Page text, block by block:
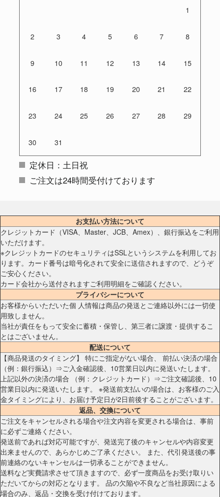
1
2 3 4 5 6 7 8
9 10 11 12 13 14 15
16 17 18 19 20 21 22
23 24 25 26 27 28 29
30 31
定休日：土日祝
ご注文は24時間受付けております
お支払い方法について
クレジットカード（VISA、Master、JCB、Amex）、銀行振込をご利用
いただけます。
※クレジットカードのセキュリティはSSLというシステムを利用してお
ります。カード番号は暗号化されて安全に送信されますので、どうぞ
ご安心ください。
カード会社から送付されますご利用明細をご確認ください。
プライバシーについて
お客様からいただいた個 人情報は商品の発送とご連絡以外には一切使
用致しません。
当社が責任をもって安全に蓄積・保管し、第三者に譲渡・提供するこ
とはございません。
配送について
【商品発送のタイミング】 特にご指定がない場合、 前払い決済の場合
（例：銀行振込）⇒ご入金確認後、10営業日以内に発送いたします。
上記以外の決済の場合 （例：クレジットカード）⇒ご注文確認後、10
営業日以内に発送いたします。 ※発送前支払いの場合は、お客様のご入
金タイミングにより、お届け予定日が2日前後することがございます。
返品、交換について
ご注文をキャンセルされる場合や注文内容を変更される場合は、事前
に必ずご連絡ください。
発送前であれば対応可能ですが、発送完了後のキャンセルや内容変更
出来ませんので、あらかじめご了承ください。 また、代引発送後の事
前連絡のないキャンセルは一切承ることができません。
送料など実費請求させて頂きますので、必ず一度商品をお受け取りい
ただいてからの対応となります。 品の欠陥や不良など当社原因による
場合のみ、返品・交換を受け付けております。